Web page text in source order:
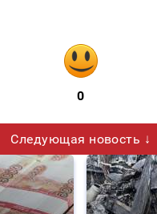
0
Следующая новость ↓